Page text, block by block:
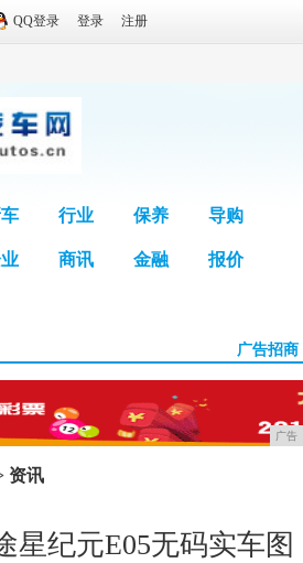
QQ登录 登录 注册
行业 保养 导购
商讯 金融 报价
广告招商
广告
资讯
星纪元E05无码实车图